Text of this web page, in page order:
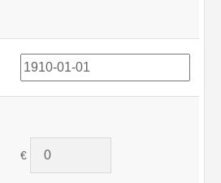
€